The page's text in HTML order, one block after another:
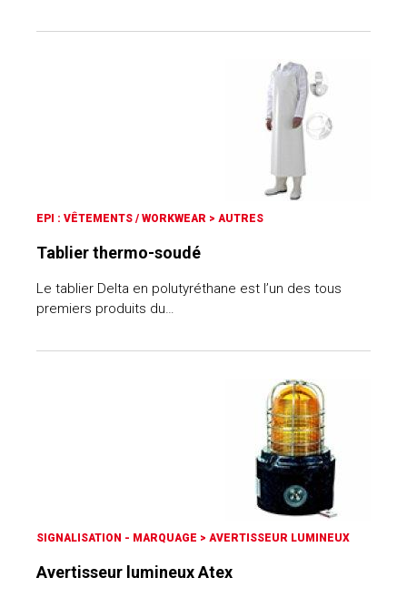
EPI : VÊTEMENTS / WORKWEAR > AUTRES
Tablier thermo-soudé
Le tablier Delta en polutyréthane est l’un des tous
premiers produits du…
SIGNALISATION - MARQUAGE > AVERTISSEUR LUMINEUX
Avertisseur lumineux Atex